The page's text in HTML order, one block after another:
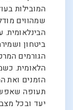
המובילות
שמהווים
ביטחון
הגורמים
הלאומית.
הזמנים ואת
תעופה
יעד ובכל